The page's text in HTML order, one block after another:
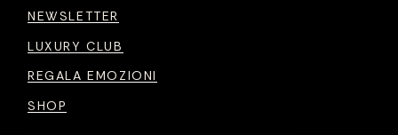
NEWSLETTER
LUXURY CLUB
REGALA EMOZIONI
SHOP